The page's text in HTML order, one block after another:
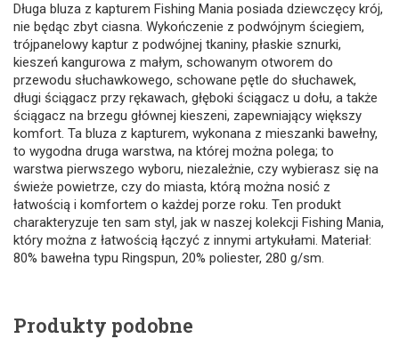
Długa bluza z kapturem Fishing Mania posiada dziewczęcy krój,
nie będąc zbyt ciasna. Wykończenie z podwójnym ściegiem,
trójpanelowy kaptur z podwójnej tkaniny, płaskie sznurki,
kieszeń kangurowa z małym, schowanym otworem do
przewodu słuchawkowego, schowane pętle do słuchawek,
długi ściągacz przy rękawach, głęboki ściągacz u dołu, a także
ściągacz na brzegu głównej kieszeni, zapewniający większy
komfort. Ta bluza z kapturem, wykonana z mieszanki bawełny,
to wygodna druga warstwa, na której można polega; to
warstwa pierwszego wyboru, niezależnie, czy wybierasz się na
świeże powietrze, czy do miasta, którą można nosić z
łatwością i komfortem o każdej porze roku. Ten produkt
charakteryzuje ten sam styl, jak w naszej kolekcji Fishing Mania,
który można z łatwością łączyć z innymi artykułami. Materiał:
80% bawełna typu Ringspun, 20% poliester, 280 g/sm.
Produkty podobne